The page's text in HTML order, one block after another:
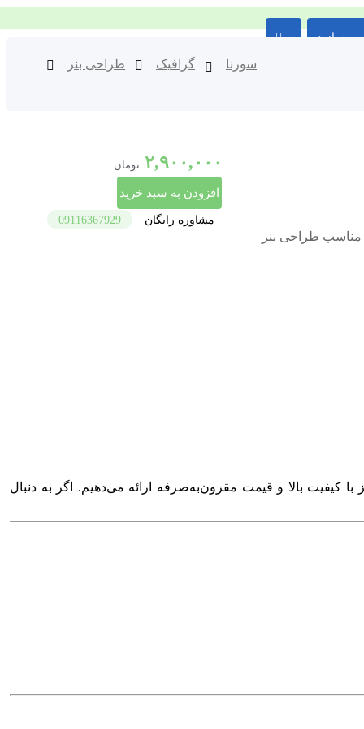
بسازید ۰
سورنا گرافیک
طراحی بنر
حرفه‌ای با قیمت مناسب طراحی بنر
۲,۹۰۰,۰۰۰ تومان
افزودن به سبد خرید
مشاوره رایگان 09116367929
با کیفیت بالا و قیمت مقرون‌به‌صرفه ارائه می‌دهیم. اگر به دنبال